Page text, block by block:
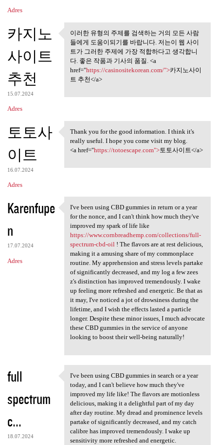
Adres
카지노
사이트
추천
15.07.2024
Adres
이러한 유형의 주제를 검색하는
거의 모든 사람들에게
이러한 유형의 주제를 검색하는 거의 모든 사람
들에게 도움이되기를 바랍니다. 저는이 웹 사이
트가 그러한 주제에 가장 적합하다고 생각합니
다. 좋은 작품과 기사의 품질. <a
href="https://casinositekorean.com/">카지노사이
트 추천</a>
토토사
이트
16.07.2024
Adres
Thank you for the good
Thank you for the good information. I think it's
really useful. I hope you come visit my blog.
<a href="https://totoescape.com">토토사이트</a>
Karenfupe
n
17.07.2024
Adres
I've been using CBD gummies
I've been using CBD gummies in return or a year
for the nonce, and I can't think how much they've
improved my spark of life like
https://www.cornbreadhemp.com/collections/full-
spectrum-cbd-oil! The flavors are at rest delicious,
making it a amusing share of my commonplace
routine. My apprehension and stress levels partake
of significantly decreased, and my log a few zees
z's distinction has improved tremendously. I wake
up feeling more refreshed and energetic. Be that as
it may, I've noticed a jot of drowsiness during the
lifetime, and I wish the effects lasted a particle
longer. Despite these minor issues, I much advocate
these CBD gummies in the service of anyone
looking to boost their well-being naturally!
full
spectrum
c...
18.07.2024
I've been using CBD gummies
I've been using CBD gummies in search or a year
today, and I can't believe how much they've
improved my life like! The flavors are motionless
delicious, making it a delightful part of my day
after day routine. My dread and prominence levels
partake of significantly decreased, and my catch
calibre has improved tremendously. I wake up
sensitivity more refreshed and energetic.